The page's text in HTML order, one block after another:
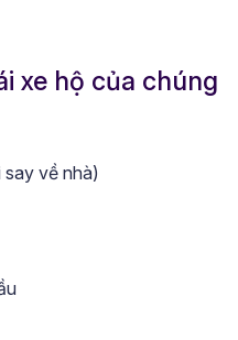
xe hộ của chúng
về nhà)